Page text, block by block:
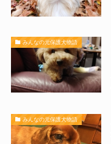
みんなの元保護犬物語
みんなの元保護犬物語